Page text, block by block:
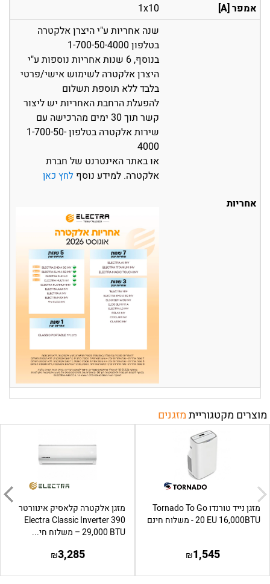
אמפר [A]
1x10
אחריות
שנה אחריות ע"י היצרן אלקטרה
בטלפון 1-700-50-4000
בנוסף, 6 שנות אחריות נוספות ע"י
היצרן אלקטרה לשימוש אישי/פרטי
בלבד ללא תוספת תשלום
להפעלת הרחבת האחריות יש ליצור
קשר תוך 30 ימים מהרכישה עם
שירות אלקטרה בטלפון 1-700-50-
4000
או באתר האינטרנט של חברת
אלקטרה. למידע נוסף לחץ כאן
מוצרים מקטגורייתמזגנים
מזגן נייד טורנדו Tornado To Go
20 EU 16,000BTU - משלוח חינם
1,545
₪
מזגן אלקטרה קלאסיק אינוורטר
Electra Classic Inverter 390
29,000 BTU – משלוח חי...
3,285
₪